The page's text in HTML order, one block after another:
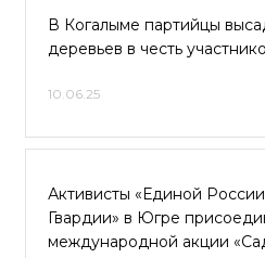
В Когалыме партийцы
деревьев в честь
10.06.25
Активисты «Единой
Гвардии» в Югре
международной акции